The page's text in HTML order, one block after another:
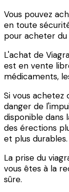
Vous pouvez
en toute
pour acheter du
L'achat de
est en vente
médicaments,
Si vous achetez
danger de
disponible dans
des érections
et plus durables.
La prise du
vous êtes à la
sûre.